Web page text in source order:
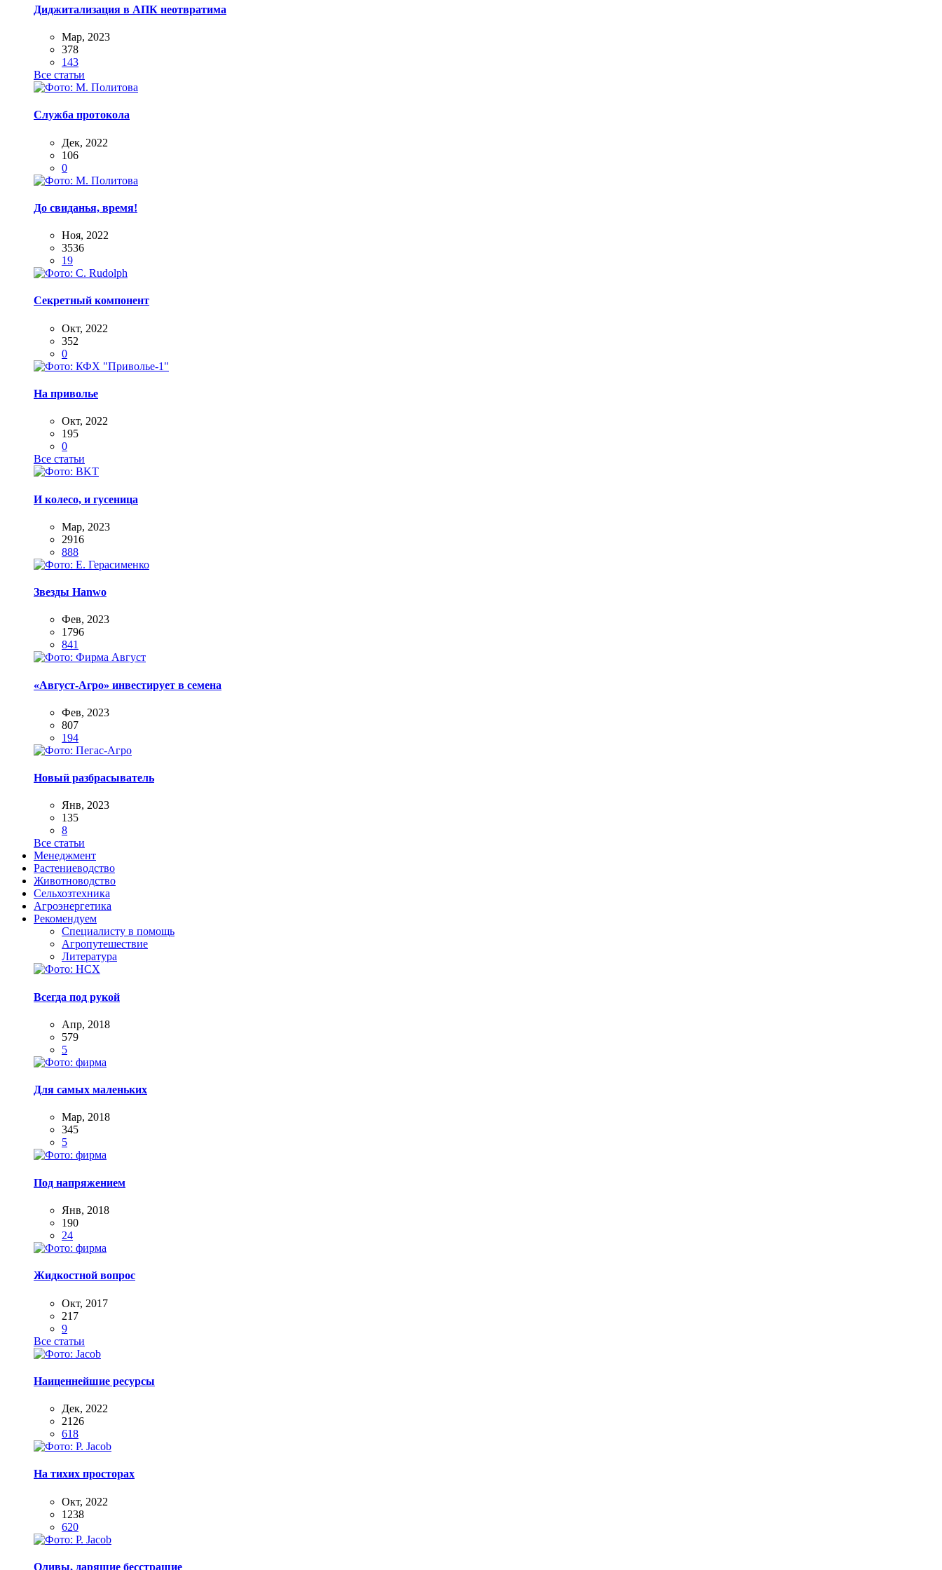
Диджитализация в АПК неотвратима
Мар, 2023
378
143
Все статьи
Служба протокола
Дек, 2022
106
0
До свиданья, время!
Ноя, 2022
3536
19
Секретный компонент
Окт, 2022
352
0
На приволье
Окт, 2022
195
0
Все статьи
И колесо, и гусеница
Мар, 2023
2916
888
Звезды Hanwo
Фев, 2023
1796
841
«Август-Агро» инвестирует в семена
Фев, 2023
807
194
Новый разбрасыватель
Янв, 2023
135
8
Все статьи
Менеджмент
Растениеводство
Животноводство
Сельхозтехника
Агроэнергетика
Рекомендуем
Специалисту в помощь
Агропутешествие
Литература
Всегда под рукой
Апр, 2018
579
5
Для самых маленьких
Мар, 2018
345
5
Под напряжением
Янв, 2018
190
24
Жидкостной вопрос
Окт, 2017
217
9
Все статьи
Наиценнейшие ресурсы
Дек, 2022
2126
618
На тихих просторах
Окт, 2022
1238
620
Оливы, дарящие бесстрашие